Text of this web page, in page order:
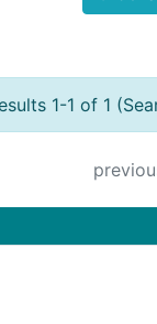
1-1 of 1